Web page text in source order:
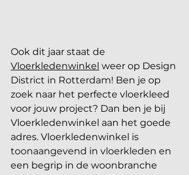
Ook dit jaar staat de
Vloerkledenwinkel weer op Design
District in Rotterdam! Ben je op
zoek naar het perfecte vloerkleed
voor jouw project? Dan ben je bij
Vloerkledenwinkel aan het goede
adres. Vloerkledenwinkel is
toonaangevend in vloerkleden en
een begrip in de woonbranche